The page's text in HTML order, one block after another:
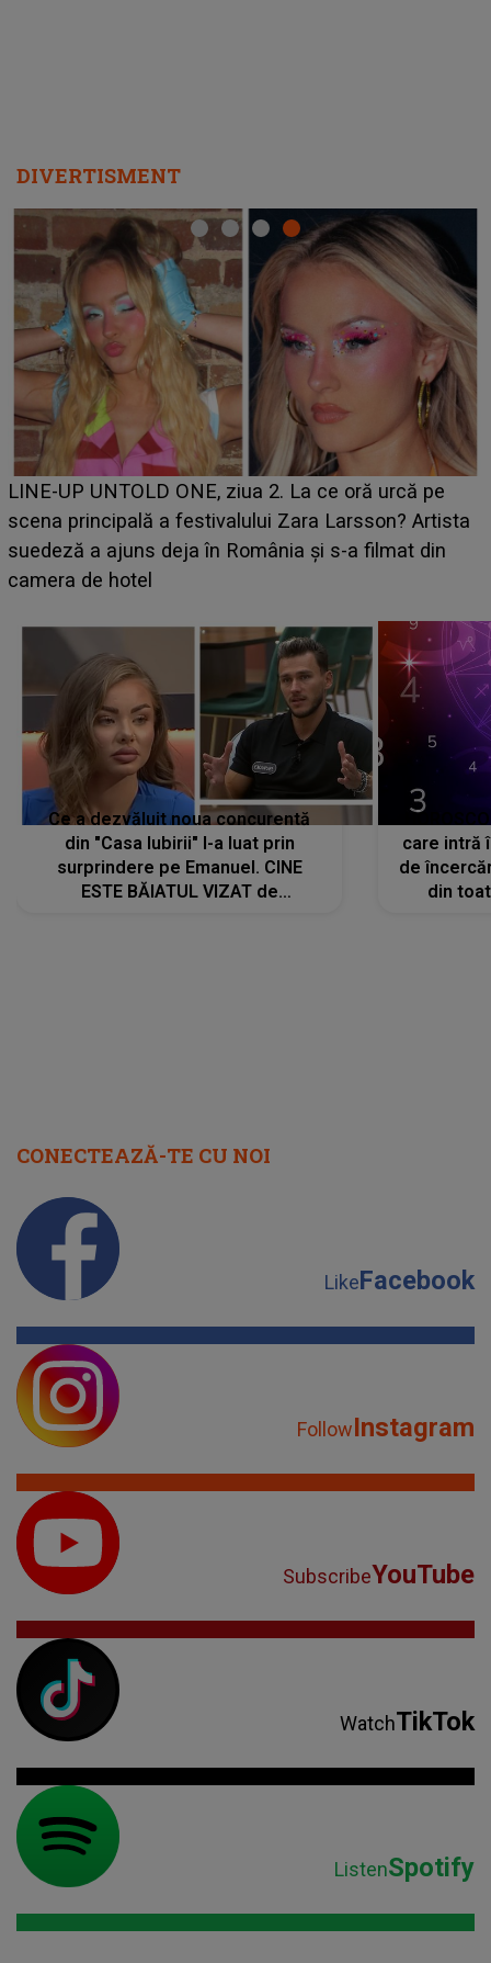
DIVERTISMENT
HOROSCOP 11 august 2026. Marte intră în Rac și
aduce tensiuni uriașe pentru o zodie! Conflictele
izbucnesc din senin în jurul ei, iar o situație dificilă
scapă de sub control
Ce a dezvăluit noua concurentă
din "Casa Iubirii" l-a luat prin
surprindere pe Emanuel. CINE
ESTE BĂIATUL VIZAT de
care intră
de
din
CONECTEAZĂ-TE CU NOI
LikeFacebook
FollowInstagram
SubscribeYouTube
WatchTikTok
ListenSpotify